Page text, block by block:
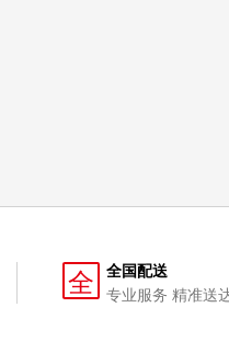
全
全国配送
专业服务 精准送